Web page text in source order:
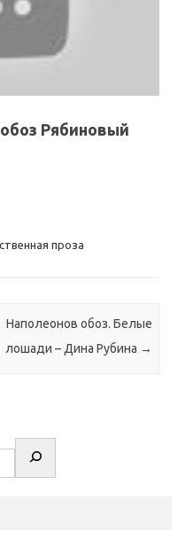
Рябиновый
проза
Наполеонов обоз. Белые
лошади – Дина Рубина →